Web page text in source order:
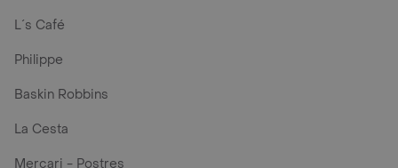
L´s Café
Philippe
Baskin Robbins
La Cesta
Mercari - Postres